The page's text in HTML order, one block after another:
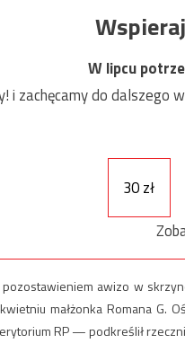
W lipcu
i zachęcamy do dalszego
30 zł
awizo w
małżonka Romana G.
RP — podkreślił